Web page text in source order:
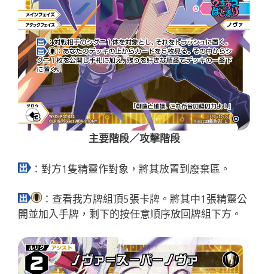
主要階段／攻擊階段
：對方1隻精靈作對象，將其放置到廢棄區。
：查看我方牌組頂5張卡牌。將其中1張精靈公
開並加入手牌，剩下的按任意順序放回牌組下方。